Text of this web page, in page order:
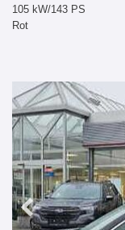
105 kW/143 PS
Rot